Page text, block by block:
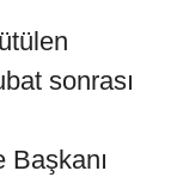
sonrası